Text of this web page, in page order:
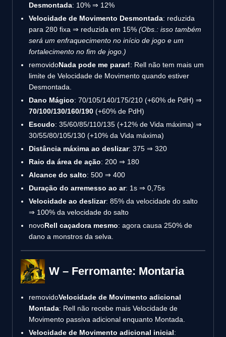
Desmontada: 10% ⇒ 12%
Velocidade de Movimento Desmontada: reduzida
para 280 fixa ⇒ reduzida em 15% (Obs.: isso também
será um enfraquecimento no início de jogo e um
fortalecimento no fim de jogo.)
removidoNada pode me parar!: Rell não tem mais um
limite de Velocidade de Movimento quando estiver
Desmontada.
Dano Mágico: 70/105/140/175/210 (+60% de PdH) ⇒
70/100/130/160/190 (+60% de PdH)
Escudo: 35/60/85/110/135 (+12% de Vida máxima) ⇒
30/55/80/105/130 (+10% da Vida máxima)
Distância máxima ao deslizar: 375 ⇒ 320
Raio da área de ação: 200 ⇒ 180
Alcance do salto: 500 ⇒ 400
Duração do arremesso ao ar: 1s ⇒ 0,75s
Velocidade ao deslizar: 85% da velocidade do salto
⇒ 100% da velocidade do salto
novoRell caçadora mesmo: agora causa 250% de
dano a monstros da selva.
W – Ferromante: Montaria
removidoVelocidade de Movimento adicional
Montada: Rell não recebe mais Velocidade de
Movimento passiva adicional enquanto Montada.
Velocidade de Movimento adicional inicial: